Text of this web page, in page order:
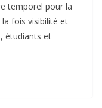
temporel pour la
la fois visibilité et
étudiants et